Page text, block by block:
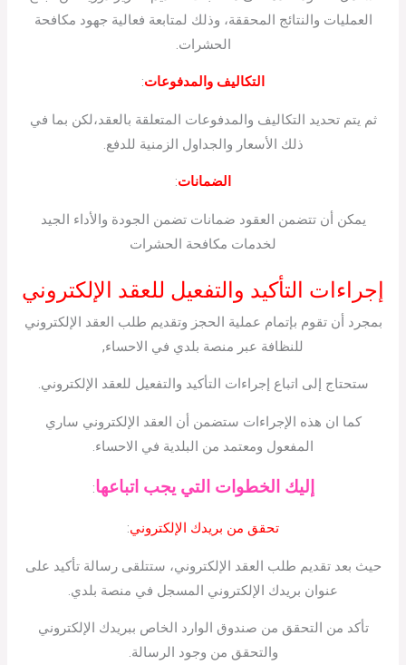
العمليات والنتائج المحققة، وذلك لمتابعة فعالية جهود مكافحة
الحشرات.
التكاليف والمدفوعات:
ثم يتم تحديد التكاليف والمدفوعات المتعلقة بالعقد،لكن بما في
ذلك الأسعار والجداول الزمنية للدفع.
الضمانات:
يمكن أن تتضمن العقود ضمانات تضمن الجودة والأداء الجيد
لخدمات مكافحة الحشرات
إجراءات التأكيد والتفعيل للعقد الإلكتروني
بمجرد أن تقوم بإتمام عملية الحجز وتقديم طلب العقد الإلكتروني
للنظافة عبر منصة بلدي في الاحساء,
ستحتاج إلى اتباع إجراءات التأكيد والتفعيل للعقد الإلكتروني.
كما ان هذه الإجراءات ستضمن أن العقد الإلكتروني ساري
المفعول ومعتمد من البلدية في الاحساء.
إليك الخطوات التي يجب اتباعها:
تحقق من بريدك الإلكتروني:
حيث بعد تقديم طلب العقد الإلكتروني، ستتلقى رسالة تأكيد على
عنوان بريدك الإلكتروني المسجل في منصة بلدي.
تأكد من التحقق من صندوق الوارد الخاص ببريدك الإلكتروني
والتحقق من وجود الرسالة.